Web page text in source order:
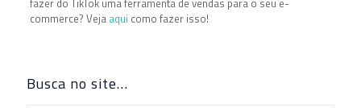
commerce? Veja aqui como fazer isso!
Busca no site…